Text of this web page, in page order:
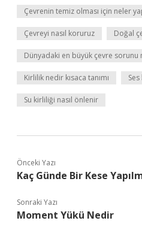
Çevrenin temiz olması için neler
Çevreyi nasıl koruruz Doğal
Dünyadaki en büyük çevre sorunu
Kirlilik nedir kısaca tanımı
Su kirliliği nasıl önlenir
Önceki Yazı
Kaç Günde Bir Kese
Sonraki Yazı
Moment Yükü Nedir